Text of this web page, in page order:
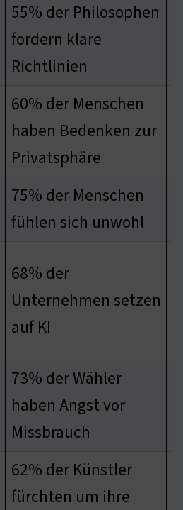
55% der Philosophen
fordern klare
Richtlinien
60% der Menschen
haben Bedenken zur
Privatsphäre
75% der Menschen
fühlen sich unwohl
68% der
Unternehmen setzen
auf KI
73% der Wähler
haben Angst vor
Missbrauch
62% der Künstler
fürchten um ihre